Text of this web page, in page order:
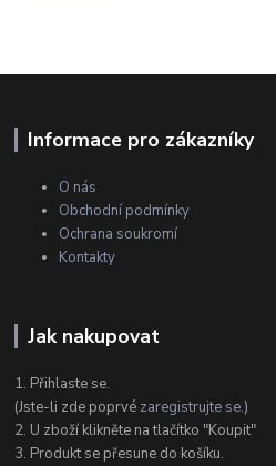
Informace pro zákazníky
O nás
Obchodní podmínky
Ochrana soukromí
Kontakty
Jak nakupovat
1. Přihlaste se.
(Jste-li zde poprvé zaregistrujte se.)
2. U zboží klikněte na tlačítko "Koupit"
3. Produkt se přesune do košíku.